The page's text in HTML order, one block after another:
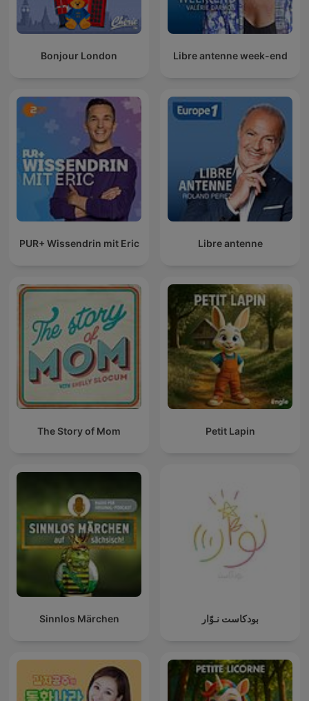
Libre antenne week-end
Bonjour London
Libre antenne
PUR+ Wissendrin mit Eric
Petit Lapin
The Story of Mom
بودكاست نـوّار Sinnlos Märchen